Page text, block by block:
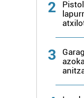
2
3